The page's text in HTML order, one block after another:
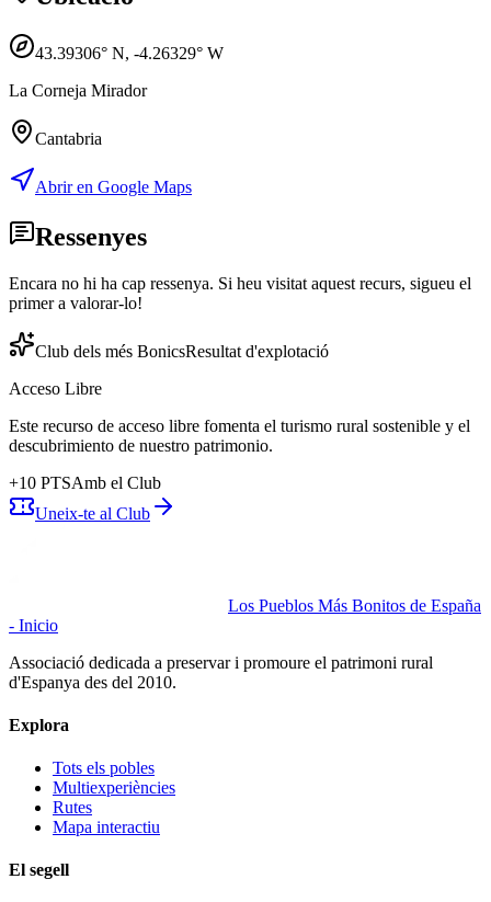
43.39306° N, -4.26329° W
La Corneja Mirador
Cantabria
Abrir en Google Maps
Ressenyes
Encara no hi ha cap ressenya. Si heu visitat aquest recurs, sigueu el
primer a valorar-lo!
Club dels més BonicsResultat d'explotació
Acceso Libre
Este recurso de acceso libre fomenta el turismo rural sostenible y el
descubrimiento de nuestro patrimonio.
+10 PTSAmb el Club
Uneix-te al Club
Los Pueblos Más Bonitos de España
- Inicio
Associació dedicada a preservar i promoure el patrimoni rural
d'Espanya des del 2010.
Explora
Tots els pobles
Multiexperiències
Rutes
Mapa interactiu
El segell